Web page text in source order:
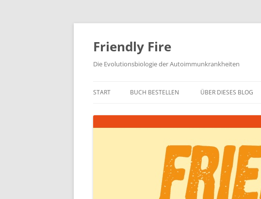
Zum
springen
Friendly Fire
Die Evolutionsbiologie der Autoimmunkrankheiten
START BUCH BESTELLEN ÜBER DIESES BLOG